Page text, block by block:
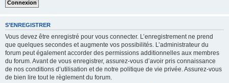
S’ENREGISTRER
Vous devez être enregistré pour vous connecter. L’enregistrement ne prend
que quelques secondes et augmente vos possibilités. L’administrateur du
forum peut également accorder des permissions additionnelles aux membres
du forum. Avant de vous enregistrer, assurez-vous d’avoir pris connaissance
de nos conditions d’utilisation et de notre politique de vie privée. Assurez-vous
de bien lire tout le règlement du forum.